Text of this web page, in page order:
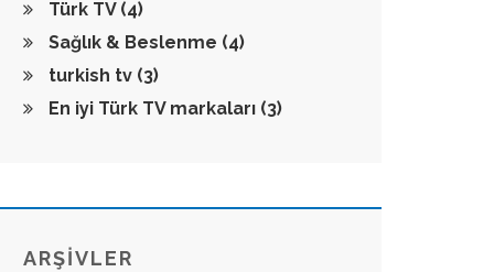
Türk TV (4)
Sağlık & Beslenme (4)
turkish tv (3)
En iyi Türk TV markaları (3)
ARŞİVLER